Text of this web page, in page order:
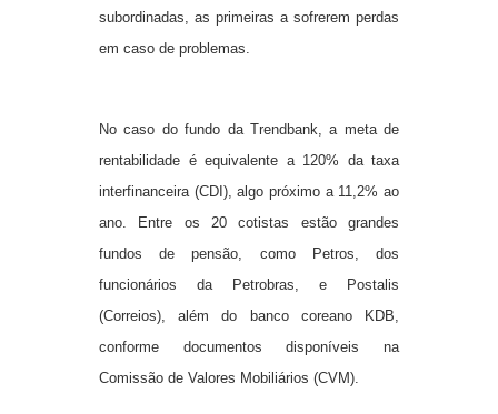
subordinadas, as primeiras a sofrerem perdas
em caso de problemas.
No caso do fundo da Trendbank, a meta de
rentabilidade é equivalente a 120% da taxa
interfinanceira (CDI), algo próximo a 11,2% ao
ano. Entre os 20 cotistas estão grandes
fundos de pensão, como Petros, dos
funcionários da Petrobras, e Postalis
(Correios), além do banco coreano KDB,
conforme documentos disponíveis na
Comissão de Valores Mobiliários (CVM).